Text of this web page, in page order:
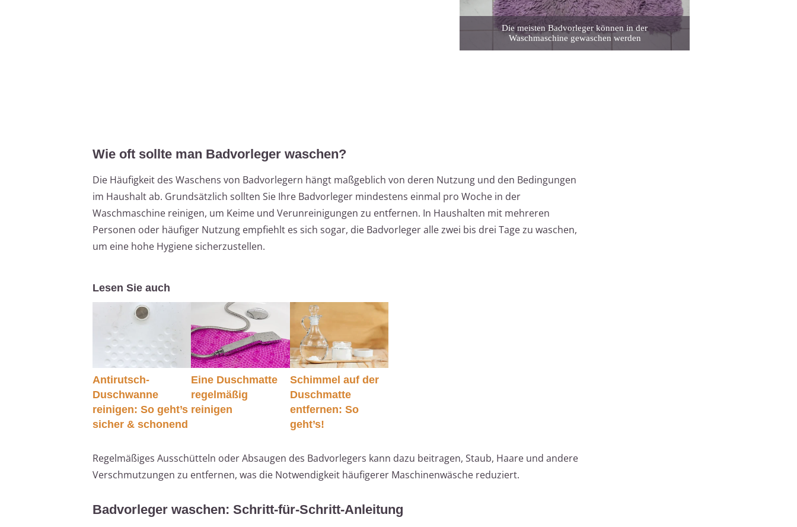
Die meisten Badvorleger können in der
Waschmaschine gewaschen werden
Wie oft sollte man Badvorleger waschen?
Die Häufigkeit des Waschens von Badvorlegern hängt maßgeblich von deren Nutzung und den Bedingungen
im Haushalt ab. Grundsätzlich sollten Sie Ihre Badvorleger mindestens einmal pro Woche in der
Waschmaschine reinigen, um Keime und Verunreinigungen zu entfernen. In Haushalten mit mehreren
Personen oder häufiger Nutzung empfiehlt es sich sogar, die Badvorleger alle zwei bis drei Tage zu waschen,
um eine hohe Hygiene sicherzustellen.
Lesen Sie auch
Antirutsch-
Duschwanne
reinigen: So geht’s
sicher & schonend
Eine Duschmatte
regelmäßig
reinigen
Schimmel auf der
Duschmatte
entfernen: So
geht’s!
Regelmäßiges Ausschütteln oder Absaugen des Badvorlegers kann dazu beitragen, Staub, Haare und andere
Verschmutzungen zu entfernen, was die Notwendigkeit häufigerer Maschinenwäsche reduziert.
Badvorleger waschen: Schritt-für-Schritt-Anleitung